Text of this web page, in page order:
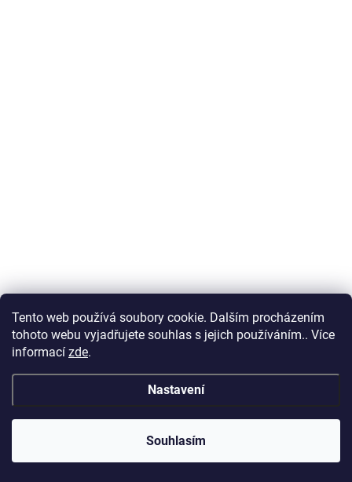
Tento web používá soubory cookie. Dalším procházením
tohoto webu vyjadřujete souhlas s jejich používáním.. Více
informací zde.
Nastavení
Souhlasím